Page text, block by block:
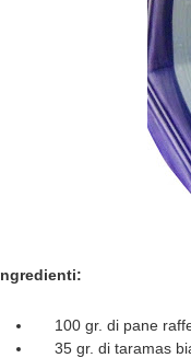
Ingredienti:
100 gr. di pane
35 gr. di taramas